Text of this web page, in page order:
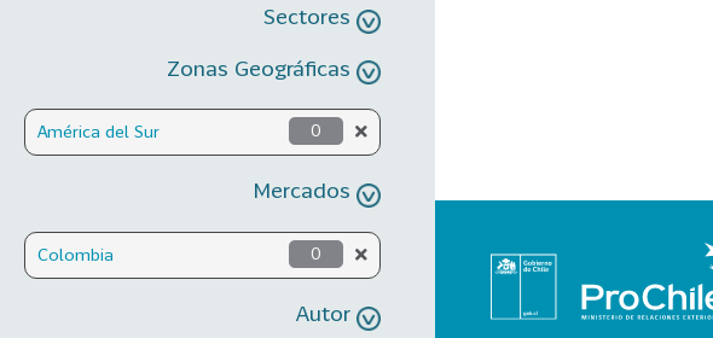
Sectores
Zonas Geográficas
América del Sur 0
Mercados
Colombia 0
Autor